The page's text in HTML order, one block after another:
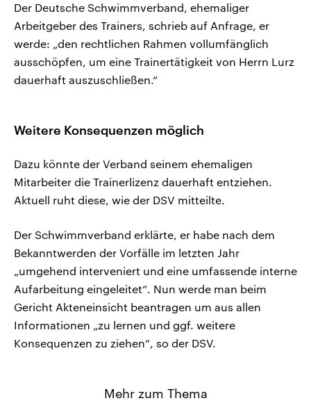
Der Deutsche Schwimmverband, ehemaliger
Arbeitgeber des Trainers, schrieb auf Anfrage, er
werde: „den rechtlichen Rahmen vollumfänglich
ausschöpfen, um eine Trainertätigkeit von Herrn Lurz
dauerhaft auszuschließen.“
Weitere Konsequenzen möglich
Dazu könnte der Verband seinem ehemaligen
Mitarbeiter die Trainerlizenz dauerhaft entziehen.
Aktuell ruht diese, wie der DSV mitteilte.
Der Schwimmverband erklärte, er habe nach dem
Bekanntwerden der Vorfälle im letzten Jahr
„umgehend interveniert und eine umfassende interne
Aufarbeitung eingeleitet“. Nun werde man beim
Gericht Akteneinsicht beantragen um aus allen
Informationen „zu lernen und ggf. weitere
Konsequenzen zu ziehen“, so der DSV.
Mehr zum Thema